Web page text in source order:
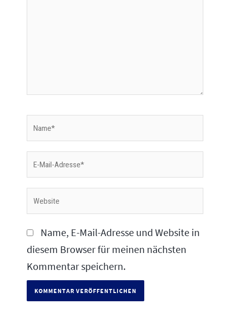
Name*
E-
Mail-
Website
Name, E-Mail-Adresse und Website in
diesem Browser für meinen nächsten
Kommentar speichern.